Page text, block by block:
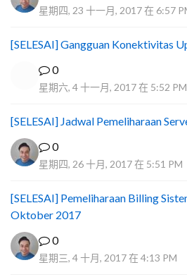
星期四, 23 十一月, 2017 在 6:57
[SELESAI] Gangguan Konektivitas
0
星期六, 4 十一月, 2017 在 5:52 PM
[SELESAI] Jadwal Pemeliharaan
0
星期四, 26 十月, 2017 在 5:51 PM
[SELESAI] Pemeliharaan Billing
Oktober 2017
0
星期三, 4 十月, 2017 在 4:13 PM